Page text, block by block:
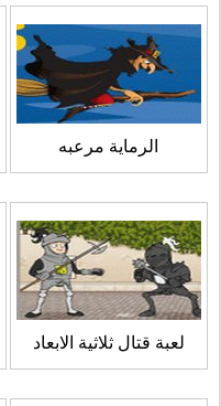
الرماية مرعبه
لعبة قتال ثلاثية الابعاد